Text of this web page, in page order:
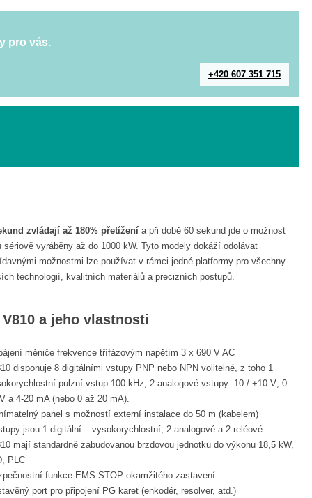
pro vás.
+420 607 351 715
zvládají až 180% přetížení a při době 60 sekund jde o možnost
sériově vyráběny až do 1000 kW. Tyto modely dokáží odolávat
možnostmi lze používat v rámci jedné platformy pro všechny
technologií, kvalitních materiálů a precizních postupů.
a jeho vlastnosti
měniče frekvence třífázovým napětím 3 x 690 V AC
disponuje 8 digitálními vstupy PNP nebo NPN volitelné, z toho 1
pulzní vstup 100 kHz; 2 analogové vstupy -10 / +10 V; 0-
a 4-20 mA (nebo 0 až 20 mA).
panel s možností externí instalace do 50 m (kabelem)
jsou 1 digitální – vysokorychlostní, 2 analogové a 2 reléové
mají standardně zabudovanou brzdovou jednotku do výkonu 18,5 kW,
PLC
funkce EMS STOP okamžitého zastavení
port pro připojení PG karet (enkodér, resolver, atd.)